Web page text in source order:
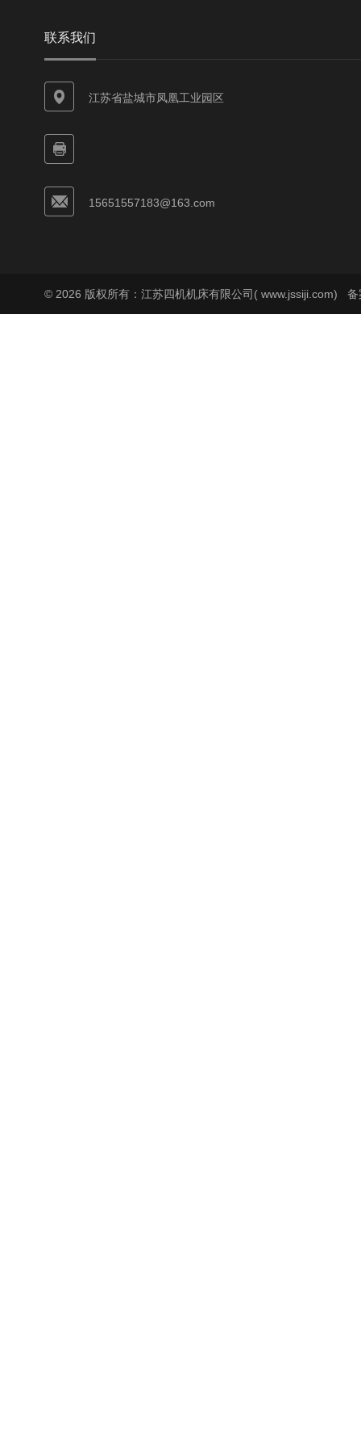
联系我们
江苏省盐城市凤凰工业园区
15651557183@163.com
© 2026 版权所有：江苏四机机床有限公司( www.jssiji.com) 备